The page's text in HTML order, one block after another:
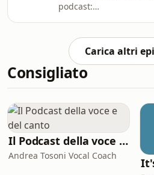
podcast:
Carica altri
Consigliato
Il Podcast della voce e del canto
Andrea Tosoni Vocal Coach